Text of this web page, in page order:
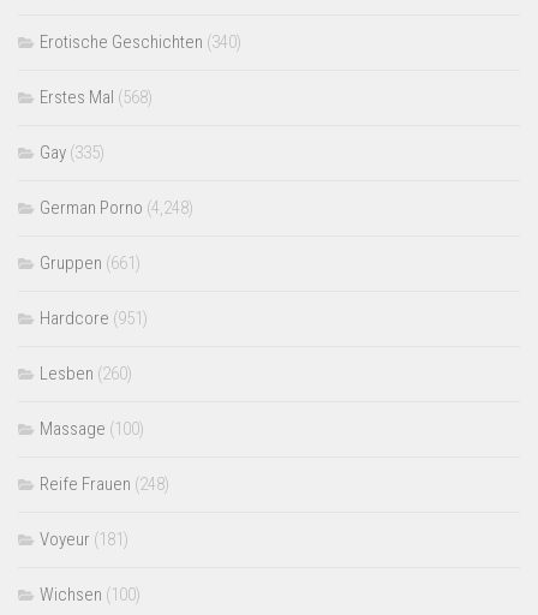
Erotische Geschichten (340)
Erstes Mal (568)
Gay (335)
German Porno (4,248)
Gruppen (661)
Hardcore (951)
Lesben (260)
Massage (100)
Reife Frauen (248)
Voyeur (181)
Wichsen (100)